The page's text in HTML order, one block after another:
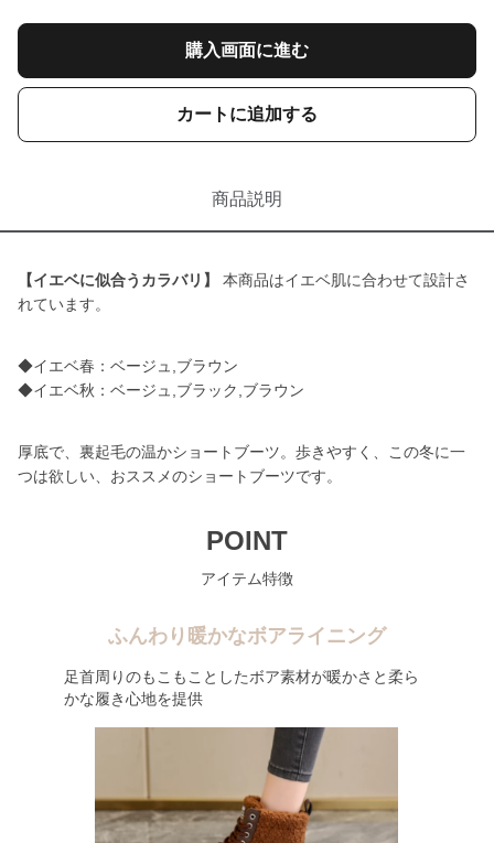
購入画面に進む
カートに追加する
商品説明
【イエベに似合うカラバリ】
本商品はイエベ肌に合わせて設計さ
れています。
◆イエベ春：ベージュ,ブラウン
◆イエベ秋：ベージュ,ブラック,ブラウン
厚底で、裏起毛の温かショートブーツ。歩きやすく、この冬に一
つは欲しい、おススメのショートブーツです。
POINT
アイテム特徴
ふんわり暖かなボアライニング
足首周りのもこもことしたボア素材が暖かさと柔ら
かな履き心地を提供